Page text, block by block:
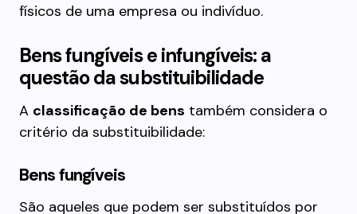
físicos de uma empresa ou indivíduo.
Bens fungíveis e infungíveis: a
questão da substituibilidade
A classificação de bens também considera o
critério da substituibilidade:
Bens fungíveis
São aqueles que podem ser substituídos por